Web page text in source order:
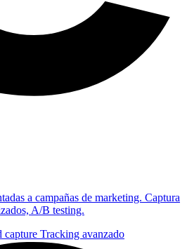
a campañas de marketing. Captura
A/B testing.
capture Tracking avanzado